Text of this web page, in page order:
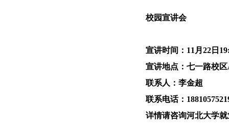
校园宣讲会
宣讲时间：11月22日
宣讲地点：七一路校区
联系人：李金超
联系电话：
详情请咨询河北大学